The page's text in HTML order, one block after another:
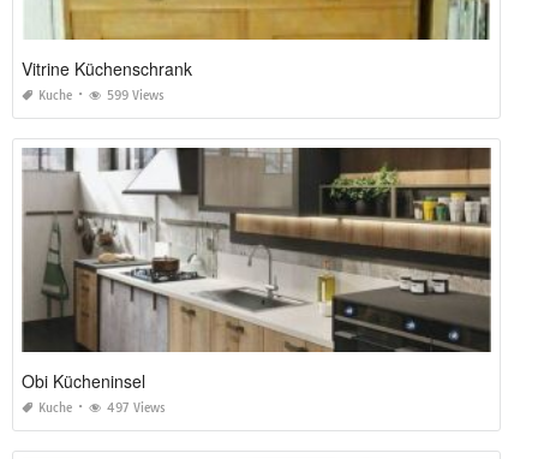
Vitrine Küchenschrank
Kuche 599 Views
Obi Kücheninsel
Kuche 497 Views